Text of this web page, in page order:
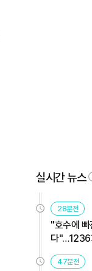
실시간 뉴스
28분전
"호수에 빠
다"…1236
47분전